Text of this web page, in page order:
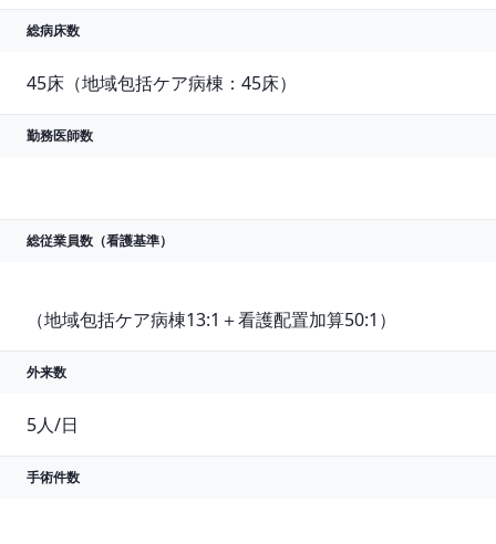
総病床数
45床（地域包括ケア病棟：45床）
勤務医師数
総従業員数 （看護基準）
（地域包括ケア病棟13:1＋看護配置加算50:1）
外来数
5人/日
手術件数